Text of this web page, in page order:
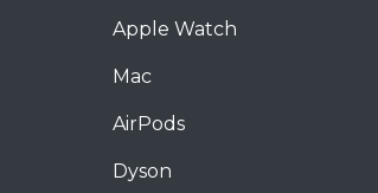
Apple Watch
Mac
AirPods
Dyson